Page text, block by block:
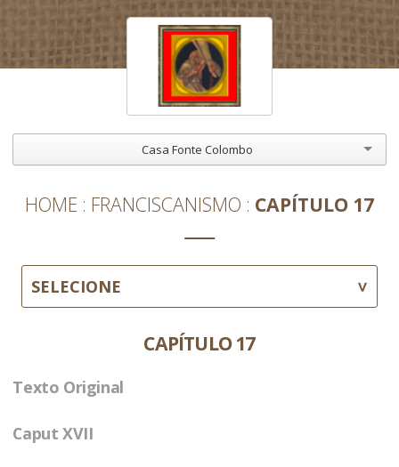
Casa Fonte Colombo
HOME FRANCISCANISMO CAPÍTULO 17
SELECIONE
CAPÍTULO 17
Texto Original
Caput XVII